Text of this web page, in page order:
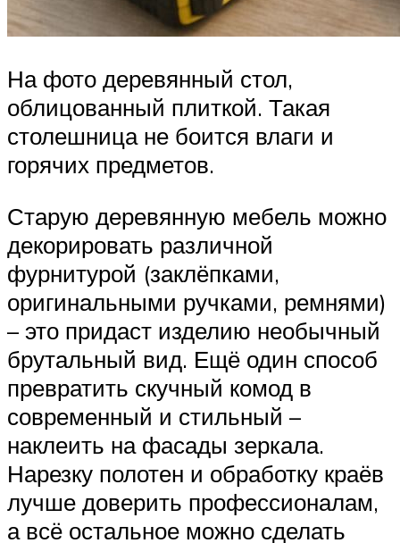
На фото деревянный стол,
облицованный плиткой. Такая
столешница не боится влаги и
горячих предметов.
Старую деревянную мебель можно
декорировать различной
фурнитурой (заклёпками,
оригинальными ручками, ремнями)
– это придаст изделию необычный
брутальный вид. Ещё один способ
превратить скучный комод в
современный и стильный –
наклеить на фасады зеркала.
Нарезку полотен и обработку краёв
лучше доверить профессионалам,
а всё остальное можно сделать